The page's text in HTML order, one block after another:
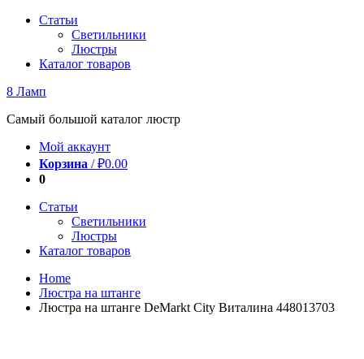
Перейти
содержимому
Статьи
Светильники
Люстры
Каталог товаров
8 Ламп
Самый большой каталог люстр
Мой аккаунт
Корзина /₽0.00
0
Статьи
Светильники
Люстры
Каталог товаров
Home
Люстра на штанге
Люстра на штанге DeMarkt City Виталина 448013703